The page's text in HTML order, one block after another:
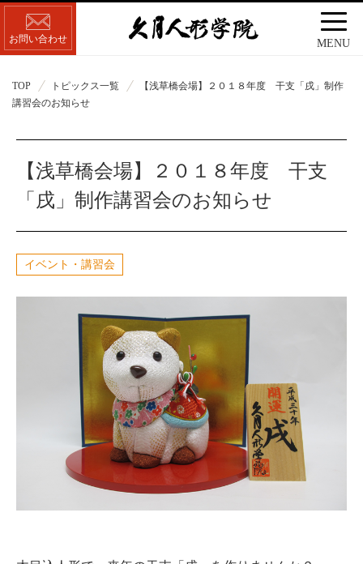
お問い合わせ MENU
TOP トピックス一覧
【浅草橋会場】２０１８年度 干支「戌」制作
講習会のお知らせ
【浅草橋会場】２０１８年度 干支
「戌」制作講習会のお知らせ
イベント・講習会